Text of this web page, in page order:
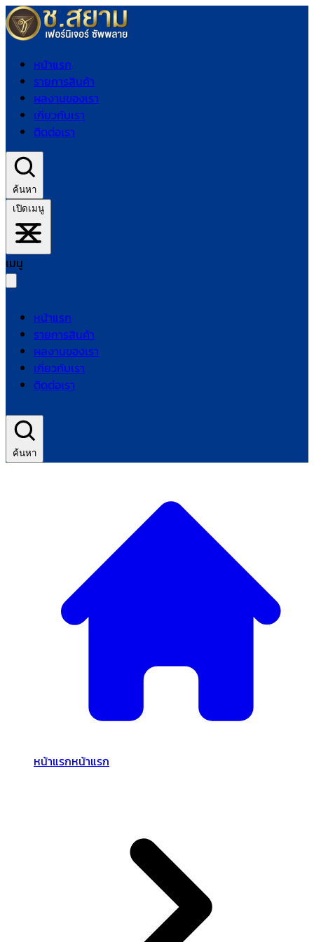
หน้าแรก
รายการสินค้า
ผลงานของเรา
เกี่ยวกับเรา
ติดต่อเรา
ค้นหา
เปิดเมนู
เมนู
หน้าแรก
รายการสินค้า
ผลงานของเรา
เกี่ยวกับเรา
ติดต่อเรา
ค้นหา
หน้าแรกหน้าแรก